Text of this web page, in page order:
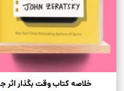
خلاصه کتاب وقت بگذار